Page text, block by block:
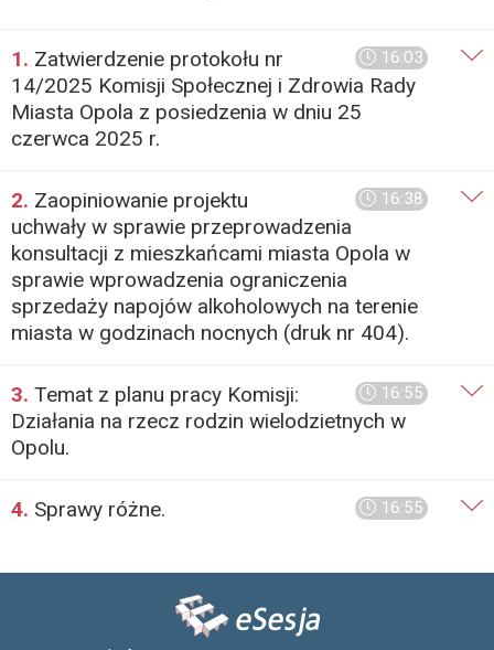
16:03
1. Zatwierdzenie protokołu nr
14/2025 Komisji Społecznej i Zdrowia Rady
Miasta Opola z posiedzenia w dniu 25
czerwca 2025 r.
16:38
2. Zaopiniowanie projektu
uchwały w sprawie przeprowadzenia
konsultacji z mieszkańcami miasta Opola w
sprawie wprowadzenia ograniczenia
sprzedaży napojów alkoholowych na terenie
miasta w godzinach nocnych (druk nr 404).
16:55
3. Temat z planu pracy Komisji:
Działania na rzecz rodzin wielodzietnych w
Opolu.
16:55
4. Sprawy różne.